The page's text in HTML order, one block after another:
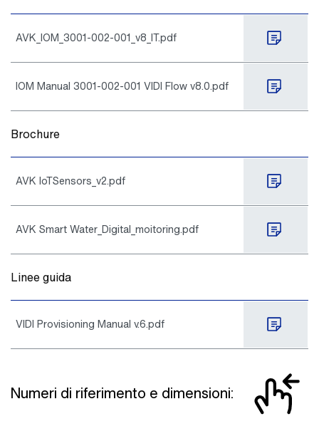
AVK_IOM_3001-002-001_v8_IT.pdf
IOM Manual 3001-002-001 VIDI Flow v8.0.pdf
Brochure
AVK IoTSensors_v2.pdf
AVK Smart Water_Digital_moitoring.pdf
Linee guida
VIDI Provisioning Manual v.6.pdf
Numeri di riferimento e dimensioni: